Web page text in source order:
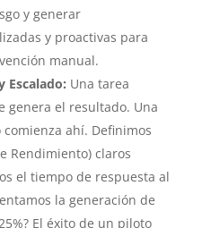
y generar
y proactivas para
manual.
Escalado: Una tarea
genera el resultado. Una
ahí. Definimos
Rendimiento) claros
el tiempo de respuesta al
la generación de
El éxito de un piloto